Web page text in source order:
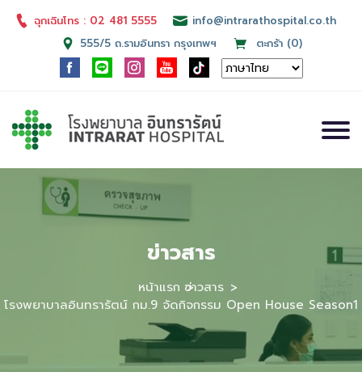
ฉุกเฉินโทร : 02 481 5555
info@intrarathospital.co.th
555/5 ถ.รามอินทรา กรุงเทพฯ
ตะกร้า (0)
ข่าวสาร
หน้าแรก ข่าวสาร
โรงพยาบาลอินทรารัตน์ กม.9 จัดกิจกรรม Open House Season1